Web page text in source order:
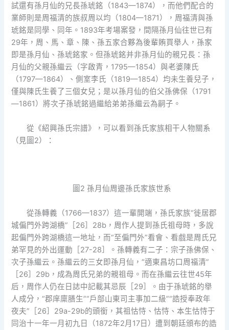
試還有孫月仙的兄長孫琥銘（1843—1874），而他們配合的
業師則是周福清的族叔周以均（1804—1871），周福清與孫
琥銘是同學、同年。1893年考場案發，間隔孫月仙往世已有
29年，周、馬、章、陳、孫五家合夥為後輩賄買舉人，孫家
即是孫月仙、孫琥銘家。但孫琥銘并非孫月仙的親兄長：孫
月仙的父親孫繼云（字啟青，1795—1854）與老婆陳氏
（1797—1864）、側室李氏（1819—1854）均未生養兒子，
僅與陳氏生養了三個女兒；是以孫月仙的伯父孫佛保（1791
—1861）將次子孫琥銘過繼給弟弟孫繼云為嗣子。
從《紹興孫氏宗譜》，可以看到孫氏家族相干人物關系
（見圖2）：
圖2 孫月仙周邊孫氏家族世系
從孫轉義（1766—1837）這一輩開端，孫氏家族“徙居郡
城偏門外跨湖橋”［26］28b，周作人提到孫氏祖母時，多說
起偏門外跨湖橋這一地址，而“至偏門外”看會、看戲是周氏兄
弟罕見的外出運動［27-28］。孫轉義有二子：宗子孫佛保、
次子孫繼云。孫繼云的三女即孫月仙，“適東昌坊口周福清”
［26］29b，成為周氏兄弟的親祖母。而在孫繼云往世45年
后，周作人仍在日誌中記載其忌辰［29］。由于孫琥銘的舉
人成分，“郡庠廩膳生”“戶部山東司主事加二級”“誥授奉政年
夜夫”［26］29a-29b的頭銜，其祖怙恃、怙恃、本生怙恃于
同治十一年一月初九日（1872年2月17日）遭到朝廷頒布的誥